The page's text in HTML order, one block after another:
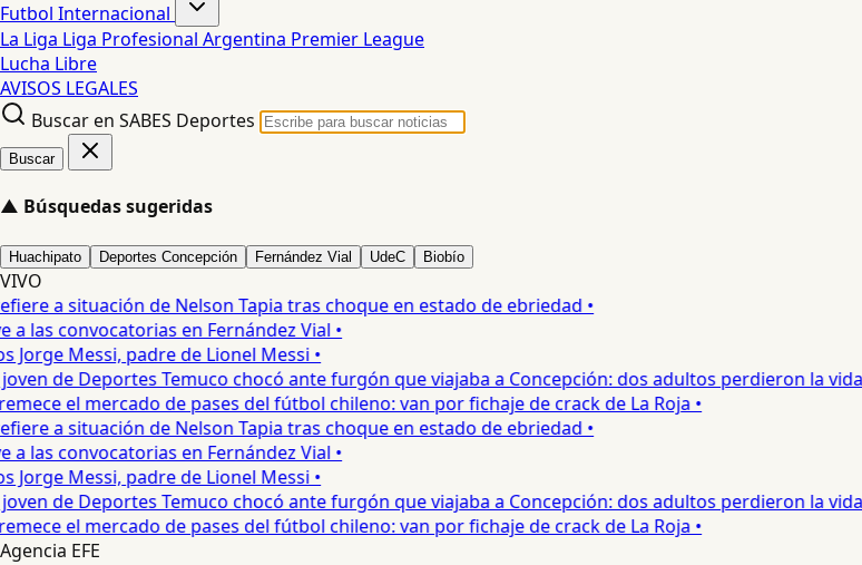
Futbol Internacional
La Liga Liga Profesional Argentina Premier League
Lucha Libre
AVISOS LEGALES
Buscar en SABES Deportes
Buscar
▲ Búsquedas sugeridas
Huachipato Deportes Concepción Fernández Vial UdeC Biobío
VIVO
a situación de Nelson Tapia tras choque en estado de ebriedad •
las convocatorias en Fernández Vial •
Messi, padre de Lionel Messi •
de Deportes Temuco chocó ante furgón que viajaba a Concepción: dos adultos perdieron la vida •
el mercado de pases del fútbol chileno: van por fichaje de crack de La Roja •
a situación de Nelson Tapia tras choque en estado de ebriedad •
las convocatorias en Fernández Vial •
Messi, padre de Lionel Messi •
de Deportes Temuco chocó ante furgón que viajaba a Concepción: dos adultos perdieron la vida •
el mercado de pases del fútbol chileno: van por fichaje de crack de La Roja •
Agencia EFE